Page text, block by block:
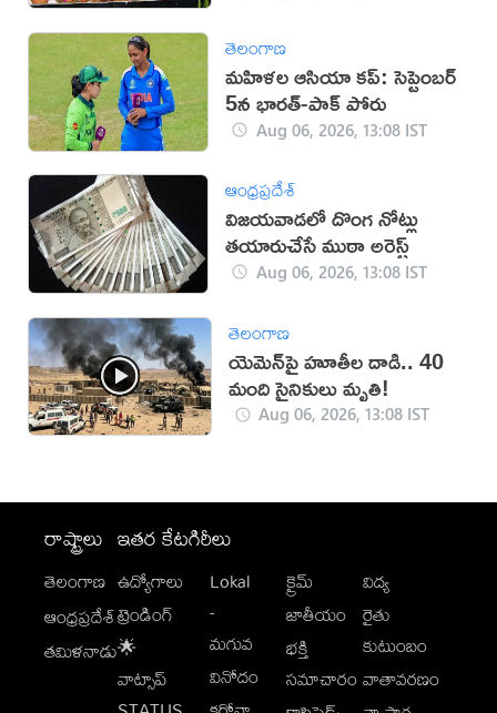
తెలంగాణ
మహిళల ఆసియా కప్‌: సెప్టెంబర్
5న భారత్-పాక్ పోరు
Aug 06, 2026, 13:08 IST
ఆంధ్రప్రదేశ్
విజయవాడలో దొంగ నోట్లు
తయారుచేసే ముఠా అరెస్ట్
Aug 06, 2026, 13:08 IST
తెలంగాణ
యెమెన్‌పై హూతీల దాడి.. 40
మంది సైనికులు మృతి!
Aug 06, 2026, 13:08 IST
రాష్ట్రాలు
తెలంగాణ
ఆంధ్రప్రదేశ్
తమిళనాడు
ఇతర కేటగిరీలు
ఉద్యోగాలు
ట్రెండింగ్
🌟
వాట్సాప్
Lokal
-
మగువ
వినోదం
క్రైమ్
జాతీయం
భక్తి
సమాచారం
విద్య
రైతు
కుటుంబం
వాతావరణం